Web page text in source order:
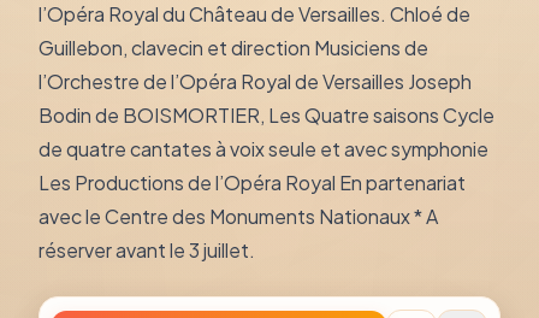
l’Opéra Royal du Château de Versailles. Chloé de
Guillebon, clavecin et direction Musiciens de
l’Orchestre de l’Opéra Royal de Versailles Joseph
Bodin de BOISMORTIER, Les Quatre saisons Cycle
de quatre cantates à voix seule et avec symphonie
Les Productions de l’Opéra Royal En partenariat
avec le Centre des Monuments Nationaux * A
réserver avant le 3 juillet.